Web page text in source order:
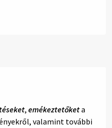
, emékeztetőketa
valamint további